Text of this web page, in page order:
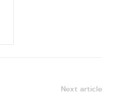
Next article